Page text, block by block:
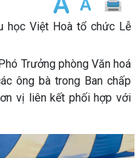
học Việt Hoà tổ chức Lễ
Trưởng phòng Văn hoá
ông bà trong Ban chấp
vị liên kết phối hợp với